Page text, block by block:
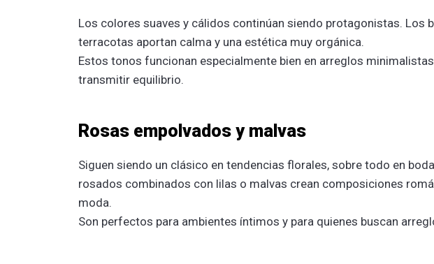
Los colores suaves y cálidos continúan siendo protagonistas. Los
terracotas aportan calma y una estética muy orgánica.
Estos tonos funcionan especialmente bien en arreglos
transmitir equilibrio.
Rosas empolvados y malvas
Siguen siendo un clásico en tendencias florales, sobre todo en
rosados combinados con lilas o malvas crean composiciones
moda.
Son perfectos para ambientes íntimos y para quienes buscan